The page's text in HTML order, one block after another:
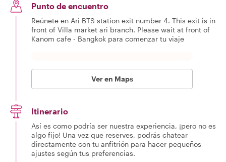
Punto de encuentro
Reúnete en Ari BTS station exit number 4. This exit is in
front of Villa market ari branch. Please wait at front of
Kanom cafe - Bangkok para comenzar tu viaje
Ver en Maps
Itinerario
Así es como podría ser nuestra experiencia, ¡pero no es
algo fijo! Una vez que reserves, podrás chatear
directamente con tu anfitrión para hacer pequeños
ajustes según tus preferencias.